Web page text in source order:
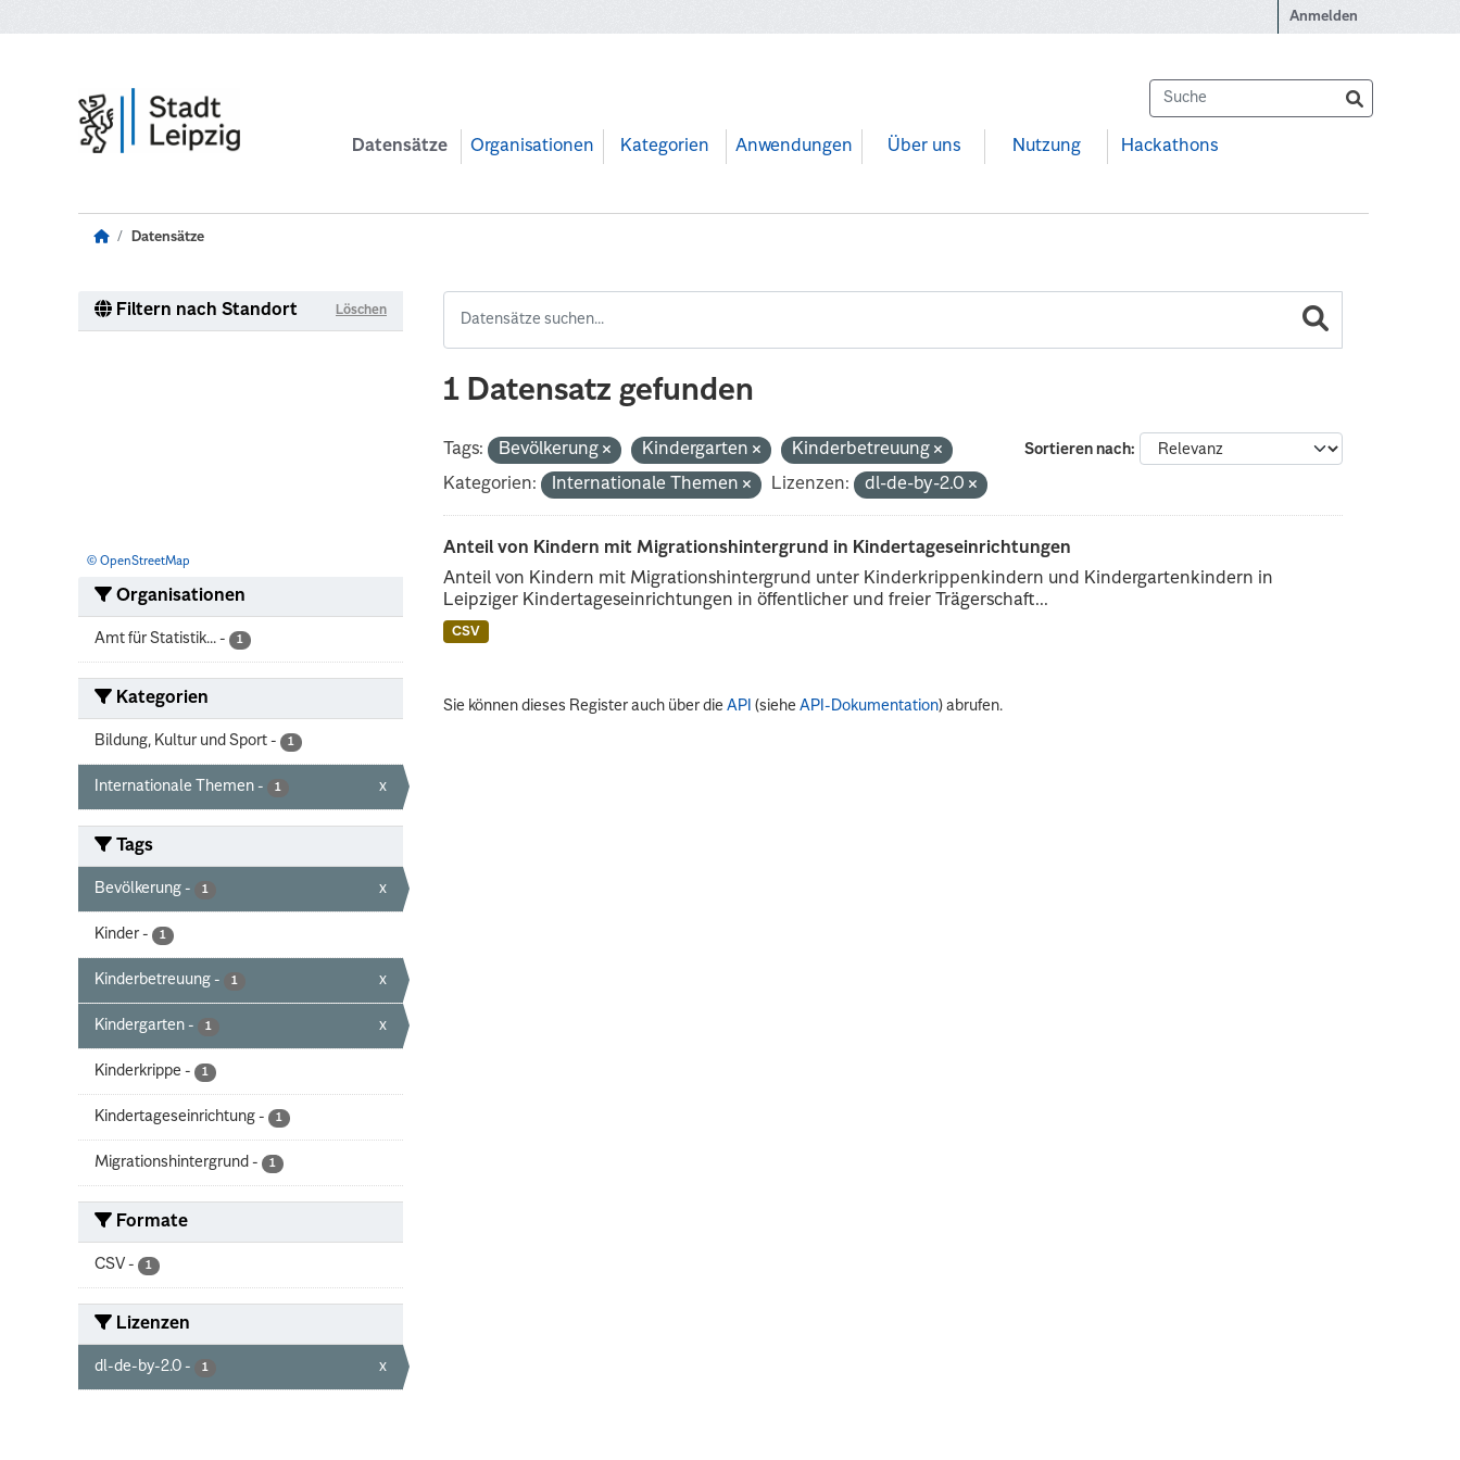
Anmelden
Datensätze Organisationen Kategorien Anwendungen Über uns Nutzung Hackathons
Datensätze
Filtern nach Standort Löschen
© OpenStreetMap
Organisationen
Amt für Statistik... - 1
Kategorien
Bildung, Kultur und Sport - 1
Internationale Themen - 1 x
Tags
Bevölkerung - 1 x
Kinder - 1
Kinderbetreuung - 1 x
Kindergarten - 1 x
Kinderkrippe - 1
Kindertageseinrichtung - 1
Migrationshintergrund - 1
Formate
CSV - 1
Lizenzen
dl-de-by-2.0 - 1 x
1 Datensatz gefunden
Sortieren nach
Tags: Bevölkerung Kindergarten
Kinderbetreuung
Kategorien:
Internationale Themen Lizenzen: dl-de-by-2.0
Anteil von Kindern mit Migrationshintergrund in Kindertageseinrichtungen
Anteil von Kindern mit Migrationshintergrund unter Kinderkrippenkindern und Kindergartenkindern in
Leipziger Kindertageseinrichtungen in öffentlicher und freier Trägerschaft...
CSV
Sie können dieses Register auch über dieAPI (sieheAPI-Dokumentation) abrufen.